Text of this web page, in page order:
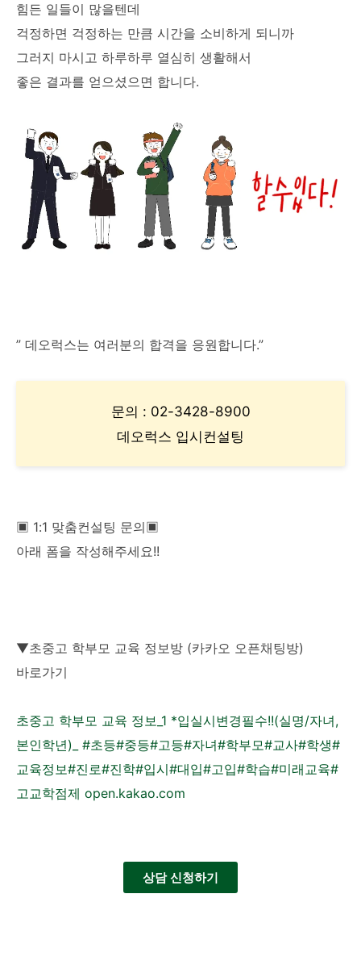
힘든 일들이 많을텐데
걱정하면 걱정하는 만큼 시간을 소비하게 되니까
그러지 마시고 하루하루 열심히 생활해서
좋은 결과를 얻으셨으면 합니다.
” 데오럭스는 여러분의 합격을 응원합니다.”
문의 : 02-3428-8900
데오럭스 입시컨설팅
▣ 1:1 맞춤컨설팅 문의▣
아래 폼을 작성해주세요!!
▼초중고 학부모 교육 정보방 (카카오 오픈채팅방)
바로가기
초중고 학부모 교육 정보_1 *입실시변경필수!!(실명/자녀,
본인학년)_ #초등#중등#고등#자녀#학부모#교사#학생#
교육정보#진로#진학#입시#대입#고입#학습#미래교육#
고교학점제 open.kakao.com
상담 신청하기